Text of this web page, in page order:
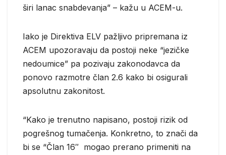
širi lanac snabdevanja” – kažu u ACEM-u.
Iako je Direktiva ELV pažljivo pripremana iz
ACEM upozoravaju da postoji neke “jezičke
nedoumice” pa pozivaju zakonodavca da
ponovo razmotre član 2.6 kako bi osigurali
apsolutnu zakonitost.
“Kako je trenutno napisano, postoji rizik od
pogrešnog tumačenja. Konkretno, to znači da
bi se “Član 16″ mogao prerano primeniti na